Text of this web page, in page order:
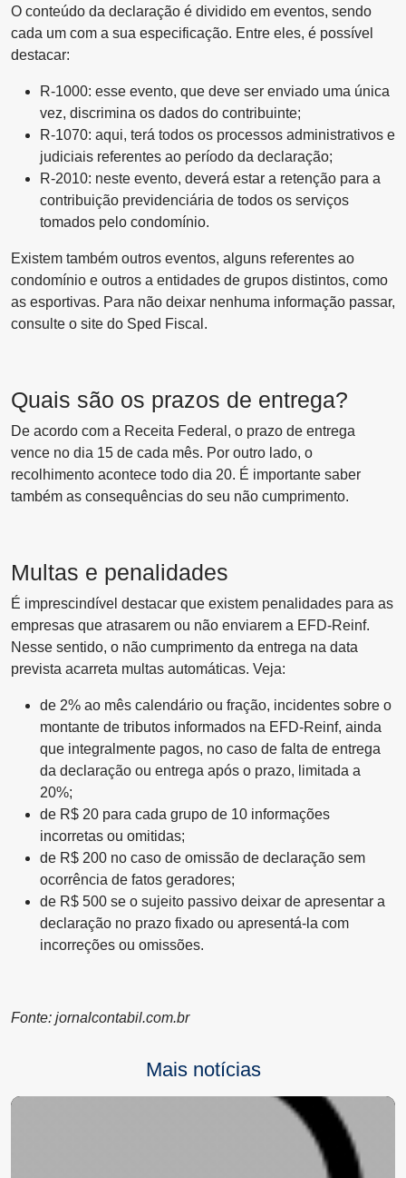
O conteúdo da declaração é dividido em eventos, sendo
cada um com a sua especificação. Entre eles, é possível
destacar:
R-1000: esse evento, que deve ser enviado uma única
vez, discrimina os dados do contribuinte;
R-1070: aqui, terá todos os processos administrativos e
judiciais referentes ao período da declaração;
R-2010: neste evento, deverá estar a retenção para a
contribuição previdenciária de todos os serviços
tomados pelo condomínio.
Existem também outros eventos, alguns referentes ao
condomínio e outros a entidades de grupos distintos, como
as esportivas. Para não deixar nenhuma informação passar,
consulte o site do Sped Fiscal.
Quais são os prazos de entrega?
De acordo com a Receita Federal, o prazo de entrega
vence no dia 15 de cada mês. Por outro lado, o
recolhimento acontece todo dia 20. É importante saber
também as consequências do seu não cumprimento.
Multas e penalidades
É imprescindível destacar que existem penalidades para as
empresas que atrasarem ou não enviarem a EFD-Reinf.
Nesse sentido, o não cumprimento da entrega na data
prevista acarreta multas automáticas. Veja:
de 2% ao mês calendário ou fração, incidentes sobre o
montante de tributos informados na EFD-Reinf, ainda
que integralmente pagos, no caso de falta de entrega
da declaração ou entrega após o prazo, limitada a
20%;
de R$ 20 para cada grupo de 10 informações
incorretas ou omitidas;
de R$ 200 no caso de omissão de declaração sem
ocorrência de fatos geradores;
de R$ 500 se o sujeito passivo deixar de apresentar a
declaração no prazo fixado ou apresentá-la com
incorreções ou omissões.
Fonte: jornalcontabil.com.br
Mais notícias